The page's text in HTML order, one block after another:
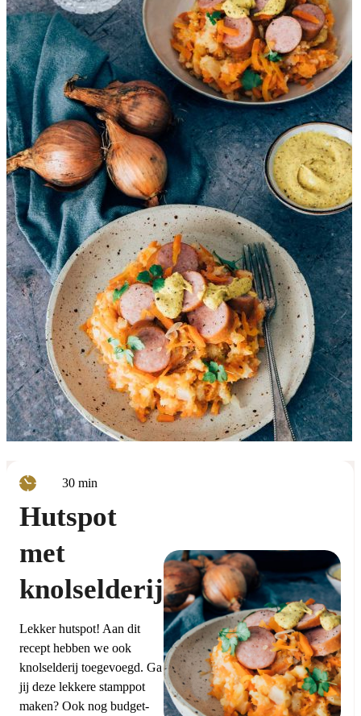
30minuten
min
Hutspot
met
knolselderij
Lekker hutspot! Aan dit
recept hebben we ook
knolselderij toegevoegd. Ga
jij deze lekkere stamppot
maken? Ook nog budget-